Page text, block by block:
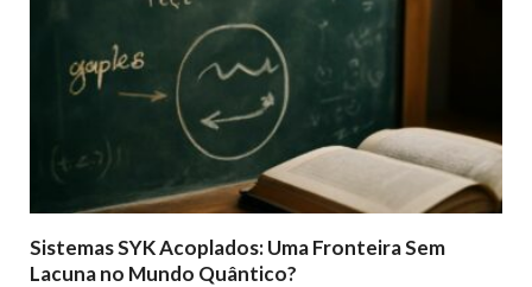
Sistemas SYK Acoplados: Uma Fronteira Sem
Lacuna no Mundo Quântico?